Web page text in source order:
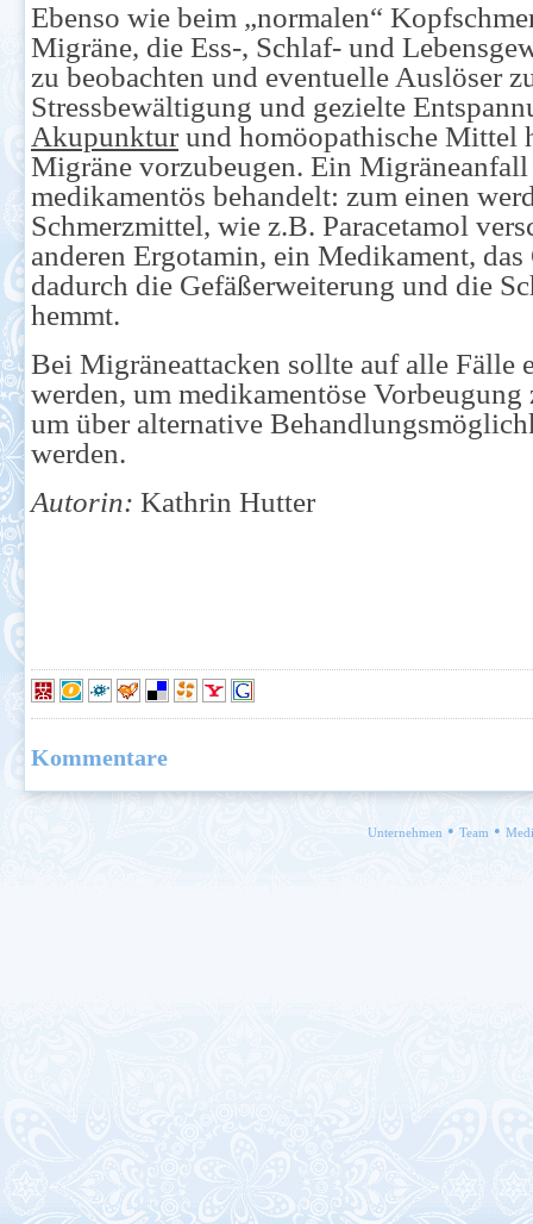
Ebenso wie beim „normalen“
Migräne, die Ess-, Schlaf- und
zu beobachten und eventuelle Auslöser
Stressbewältigung und gezielte
Akupunktur und homöopathische Mittel
Migräne vorzubeugen. Ein
medikamentös behandelt: zum einen
Schmerzmittel, wie z.B. Paracetamol
anderen Ergotamin, ein Medikament,
dadurch die Gefäßerweiterung und die
hemmt.
Bei Migräneattacken sollte auf alle Fälle
werden, um medikamentöse Vorbeugung
um über alternative
werden.
Autorin: Kathrin Hutter
Kommentare
Unternehmen • Team •